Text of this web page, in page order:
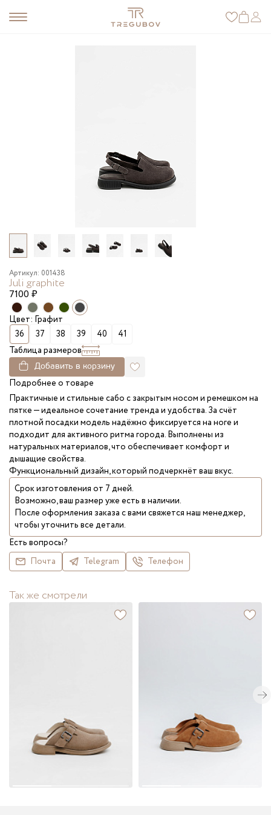
Артикул: 001438
Juli graphite
7100 ₽
Цвет: Графит
36
37 38 39 40
41
Таблица размеров
Добавить в корзину
Подробнее о товаре
Практичные и стильные сабо с закрытым носом и ремешком на
пятке — идеальное сочетание тренда и удобства. За счёт
плотной посадки модель надёжно фиксируется на ноге и
подходит для активного ритма города. Выполнены из
натуральных материалов, что обеспечивает комфорт и
дышащие свойства.
Функциональный дизайн, который подчеркнёт ваш вкус.
Срок изготовления от 7 дней.
Возможно, ваш размер уже есть в наличии.
После оформления заказа с вами свяжется наш менеджер,
чтобы уточнить все детали.
Есть вопросы?
Почта
Telegram Телефон
Так же смотрели